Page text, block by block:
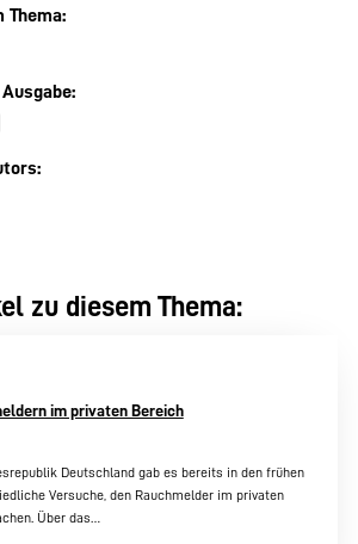
Thema:
zu diesem Thema:
im privaten Bereich
Deutschland gab es bereits in den frühen
Versuche, den Rauchmelder im privaten
Über das…